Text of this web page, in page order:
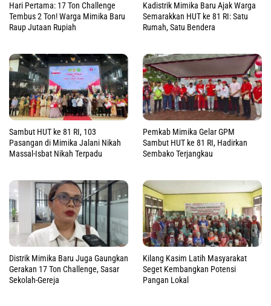
Hari Pertama: 17 Ton Challenge
Tembus 2 Ton! Warga Mimika Baru
Raup Jutaan Rupiah
Kadistrik Mimika Baru Ajak Warga
Semarakkan HUT ke 81 RI: Satu
Rumah, Satu Bendera
Sambut HUT ke 81 RI, 103
Pasangan di Mimika Jalani Nikah
Massal-Isbat Nikah Terpadu
Pemkab Mimika Gelar GPM
Sambut HUT ke 81 RI, Hadirkan
Sembako Terjangkau
Distrik Mimika Baru Juga Gaungkan
Gerakan 17 Ton Challenge, Sasar
Sekolah-Gereja
Kilang Kasim Latih Masyarakat
Seget Kembangkan Potensi
Pangan Lokal